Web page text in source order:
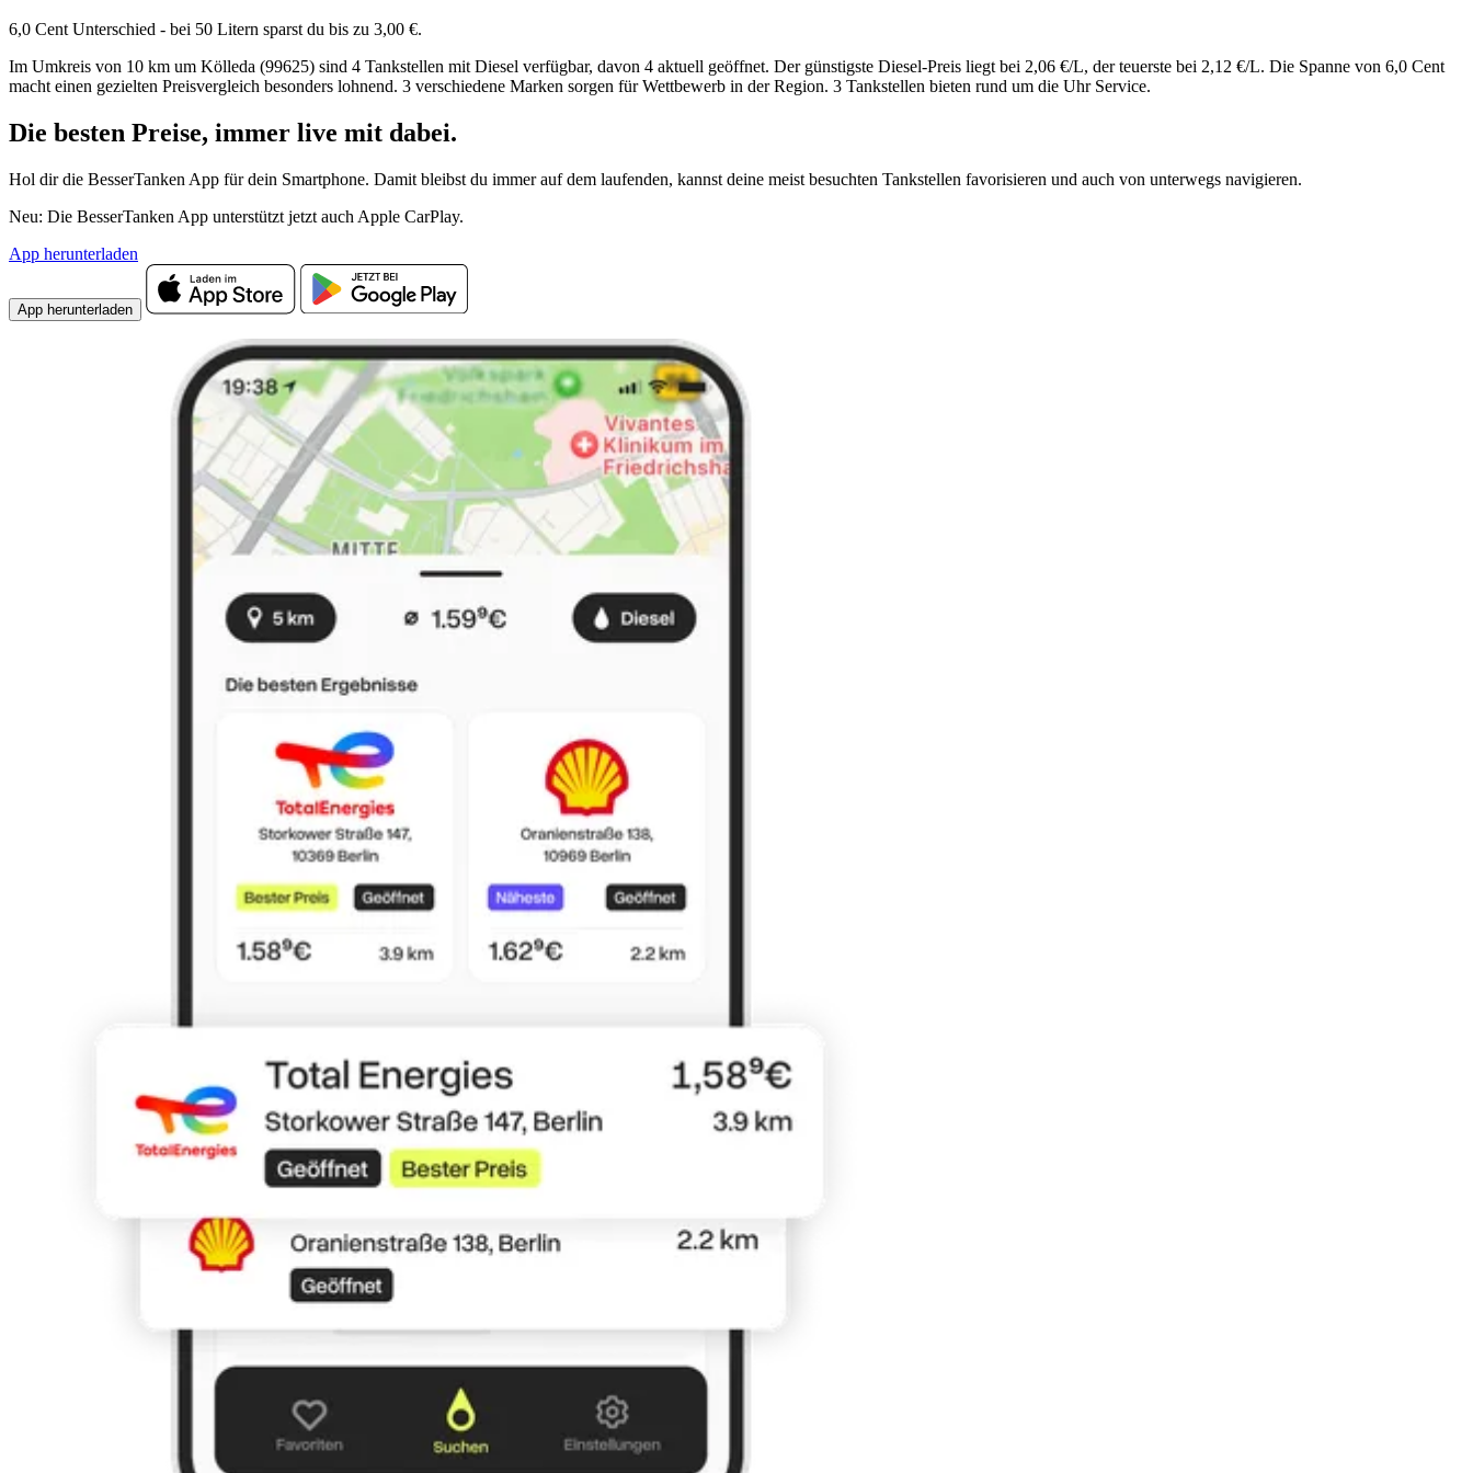
6,0 Cent Unterschied - bei 50 Litern sparst du bis zu 3,00 €.
Im Umkreis von 10 km um Kölleda (99625) sind 4 Tankstellen mit Diesel verfügbar, davon 4 aktuell geöffnet. Der günstigste Diesel-Preis liegt bei 2,06 €/L, der teuerste bei 2,12 €/L. Die Spanne von 6,0 Cent
macht einen gezielten Preisvergleich besonders lohnend. 3 verschiedene Marken sorgen für Wettbewerb in der Region. 3 Tankstellen bieten rund um die Uhr Service.
Die besten Preise, immer live mit dabei.
Hol dir die BesserTanken App für dein Smartphone. Damit bleibst du immer auf dem laufenden, kannst deine meist besuchten Tankstellen favorisieren und auch von unterwegs navigieren.
Neu: Die BesserTanken App unterstützt jetzt auch Apple CarPlay.
App herunterladen
App herunterladen